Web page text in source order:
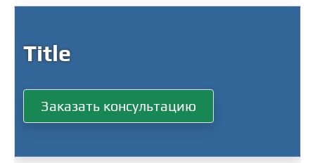
Title
Заказать консультацию